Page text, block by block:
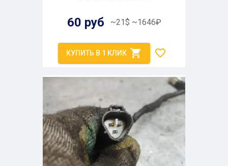
60 руб ~21$ ~1646₽
КУПИТЬ В 1 КЛИК